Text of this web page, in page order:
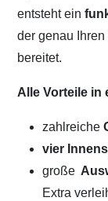
entsteht ein
der genau
bereitet.
Alle Vorteile in
zahlreiche
vier
große
Extra